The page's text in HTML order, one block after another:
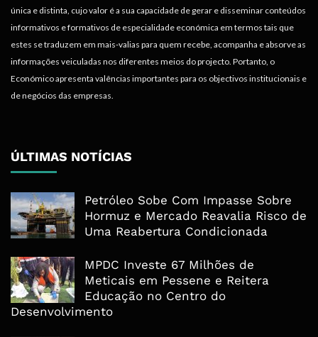
única e distinta, cujo valor é a sua capacidade de gerar e disseminar conteúdos
informativos e formativos de especialidade económica em termos tais que
estes se traduzem em mais-valias para quem recebe, acompanha e absorve as
informações veiculadas nos diferentes meios do projecto. Portanto, o
Económico apresenta valências importantes para os objectivos institucionais e
de negócios das empresas.
ÚLTIMAS NOTÍCIAS
Petróleo Sobe Com Impasse Sobre
Hormuz e Mercado Reavalia Risco de
Uma Reabertura Condicionada
MPDC Investe 67 Milhões de
Meticais em Pessene e Reitera
Educação no Centro do
Desenvolvimento